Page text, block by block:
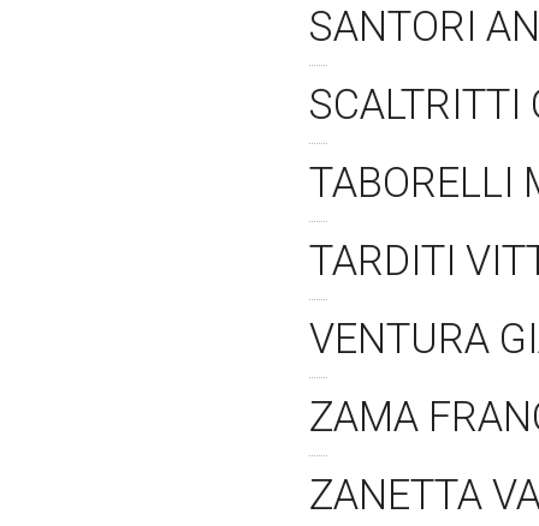
SANTORI
TABORELLI
TARDITI
VENTURA
ZAMA
ZANETTA